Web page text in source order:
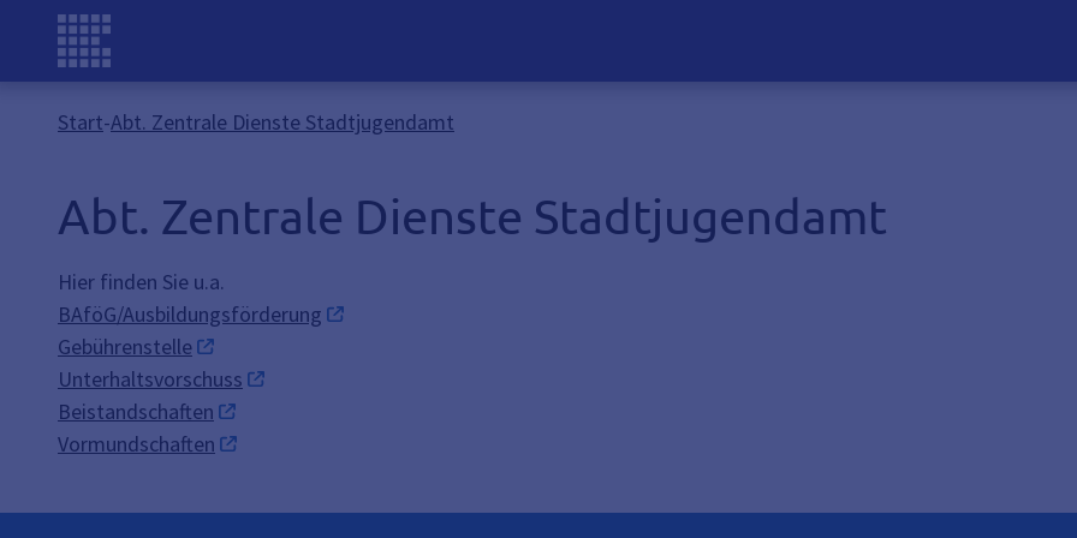
Start-Abt. Zentrale Dienste Stadtjugendamt
Abt. Zentrale Dienste Stadtjugendamt
Hier finden Sie u.a.
BAföG/Ausbildungsförderung
Gebührenstelle
Unterhaltsvorschuss
Beistandschaften
Vormundschaften